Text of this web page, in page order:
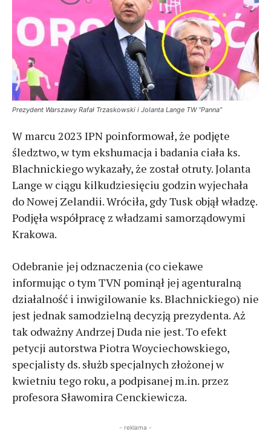
Prezydent Warszawy Rafał Trzaskowski i Jolanta Lange TW “Panna”
W marcu 2023 IPN poinformował, że podjęte
śledztwo, w tym ekshumacja i badania ciała ks.
Blachnickiego wykazały, że został otruty. Jolanta
Lange w ciągu kilkudziesięciu godzin wyjechała
do Nowej Zelandii. Wróciła, gdy Tusk objął władzę.
Podjęła współpracę z władzami samorządowymi
Krakowa.
Odebranie jej odznaczenia (co ciekawe
informując o tym TVN pominął jej agenturalną
działalność i inwigilowanie ks. Blachnickiego) nie
jest jednak samodzielną decyzją prezydenta. Aż
tak odważny Andrzej Duda nie jest. To efekt
petycji autorstwa Piotra Woyciechowskiego,
specjalisty ds. służb specjalnych złożonej w
kwietniu tego roku, a podpisanej m.in. przez
profesora Sławomira Cenckiewicza.
- reklama -